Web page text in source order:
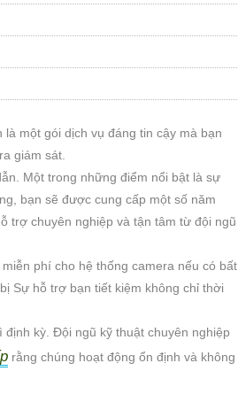
một gói dịch vụ đáng tin cậy mà bạn
giám sát.
Một trong những điểm nổi bật là sự
bạn sẽ được cung cấp một số năm
trợ chuyên nghiệp và tận tâm từ đội ngũ
phí cho hệ thống camera nếu có bất
Sự hỗ trợ bạn tiết kiệm không chỉ thời
kỳ. Đội ngũ kỹ thuật chuyên nghiệp
rằng chúng hoạt động ổn định và không